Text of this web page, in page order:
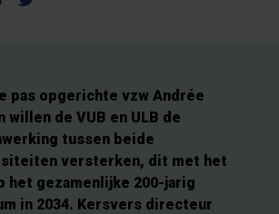
pas opgerichte vzw Andrée
willen de VUB en ULB de
tussen beide
versterken, dit met het
het gezamenlijke 200-jarig
in 2034. Kersvers directeur